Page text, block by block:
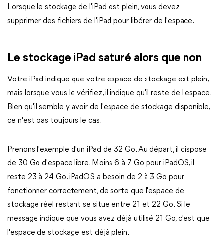
Lorsque le stockage de l'iPad est plein, vous devez
supprimer des fichiers de l'iPad pour libérer de l'espace.
Le stockage iPad saturé alors que non
Votre iPad indique que votre espace de stockage est plein,
mais lorsque vous le vérifiez, il indique qu'il reste de l'espace.
Bien qu'il semble y avoir de l'espace de stockage disponible,
ce n'est pas toujours le cas.
Prenons l'exemple d'un iPad de 32 Go. Au départ, il dispose
de 30 Go d'espace libre. Moins 6 à 7 Go pour iPadOS, il
reste 23 à 24 Go. iPadOS a besoin de 2 à 3 Go pour
fonctionner correctement, de sorte que l'espace de
stockage réel restant se situe entre 21 et 22 Go. Si le
message indique que vous avez déjà utilisé 21 Go, c'est que
l'espace de stockage est déjà plein.